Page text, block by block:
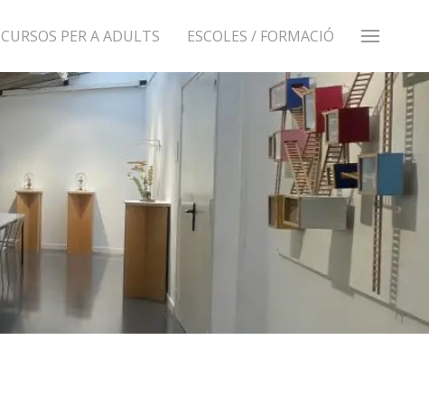
CURSOS PER A ADULTS ESCOLES / FORMACIÓ